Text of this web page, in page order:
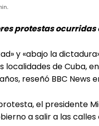
protestas
y «abajo la
localidades de Cuba,
reseñó BBC News
el presidente
a salir a las